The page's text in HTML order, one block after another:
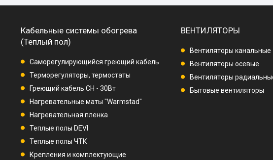
Кабельные системы обогрева
(Теплый пол)
Саморегулирующийся греющий кабель
Терморегуляторы, термостаты
Греющий кабель СН - 30Вт
Нагревательные маты "Warmstad"
Нагревательная пленка
Теплые полы DEVI
Теплые полы ЧТК
Крепления и комплектующие
ВЕНТИЛЯТОРЫ
Вентиляторы канальные
Вентиляторы осевые
Вентиляторы
Бытовые вентиляторы